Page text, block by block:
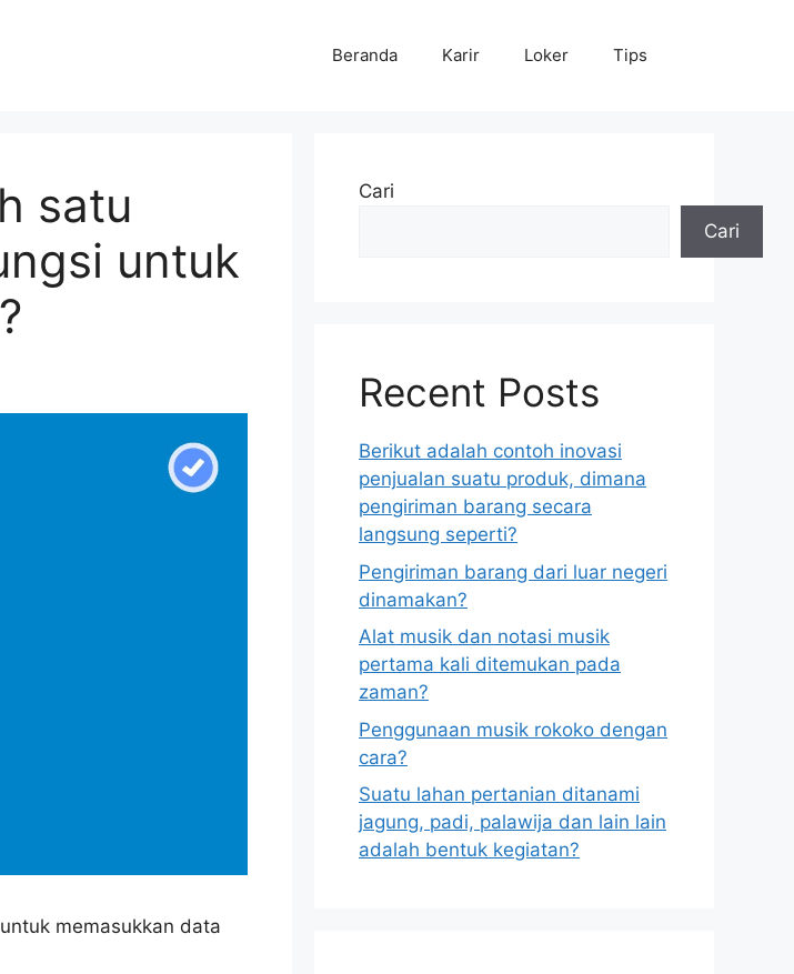
Beranda Karir Loker Tips
satu
untuk
memasukkan data
Cari
Cari
Recent Posts
Berikut adalah contoh inovasi
penjualan suatu produk, dimana
pengiriman barang secara
langsung seperti?
Pengiriman barang dari luar negeri
dinamakan?
Alat musik dan notasi musik
pertama kali ditemukan pada
zaman?
Penggunaan musik rokoko dengan
cara?
Suatu lahan pertanian ditanami
jagung, padi, palawija dan lain lain
adalah bentuk kegiatan?